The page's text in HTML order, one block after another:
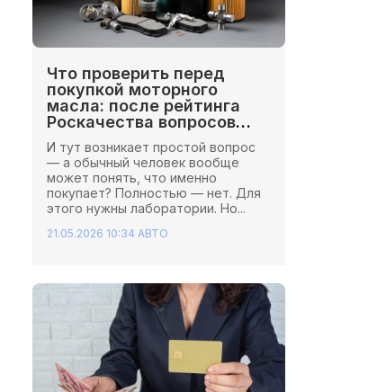
Что проверить перед
покупкой моторного
масла: после рейтинга
Роскачества вопросов
стало больше
И тут возникает простой вопрос
— а обычный человек вообще
может понять, что именно
покупает? Полностью — нет. Для
этого нужны лаборатории. Но...
21.05.2026 10:34 АВТО